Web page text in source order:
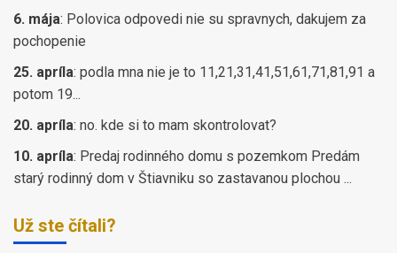
6. mája: Polovica odpovedi nie su spravnych, dakujem za
pochopenie
25. apríla: podla mna nie je to 11,21,31,41,51,61,71,81,91 a
potom 19...
20. apríla: no. kde si to mam skontrolovat?
10. apríla: Predaj rodinného domu s pozemkom Predám
starý rodinný dom v Štiavniku so zastavanou plochou ...
Už ste čítali?